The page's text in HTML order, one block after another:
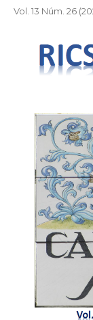
Vol. 13 Núm. 26